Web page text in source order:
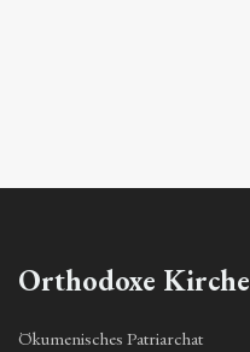
Orthodoxe Kirche
Ökumenisches Patriarchat